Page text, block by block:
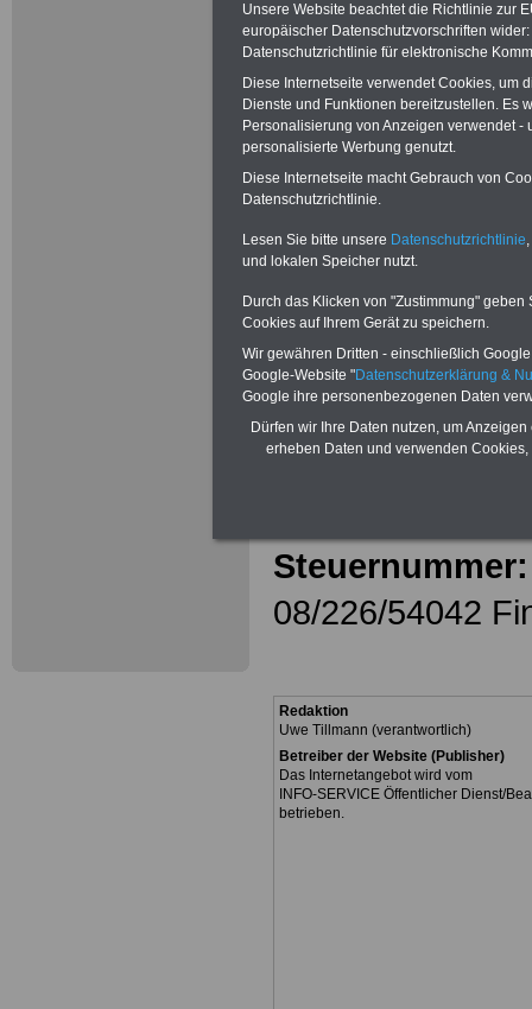
INFO-SERVICE
Öffentlicher
Dipl. Verw. Uwe
Carl-Ludwig-
Tel:0179 / 42
Fax:0201 / 87
E-Mail:
Gläubiger-ID
Steuernummer:
08/226/54042
Redaktion
Uwe Tillmann (verantwortlich)
Betreiber der Website (Publisher)
Das Internetangebot wird vom
INFO-SERVICE Öffentlicher Dienst/
betrieben.
Unsere Website beachtet die Richtlinie zur
europäischer Datenschutzvorschriften
Datenschutzrichtlinie für elektronische
Diese Internetseite verwendet Cookies, um
Dienste und Funktionen bereitzustellen. Es
Personalisierung von Anzeigen verwendet
personalisierte Werbung genutzt.
Diese Internetseite macht Gebrauch von
Datenschutzrichtlinie.
Lesen Sie bitte unsere Datenschutzrichtlinie
und lokalen Speicher nutzt.
Durch das Klicken von "Zustimmung"
Cookies auf Ihrem Gerät zu speichern.
Wir gewähren Dritten - einschließlich
Google-Website "Datenschutzerklärung &
Google ihre personenbezogenen Daten
Dürfen wir Ihre Daten nutzen, um
erheben Daten und verwenden